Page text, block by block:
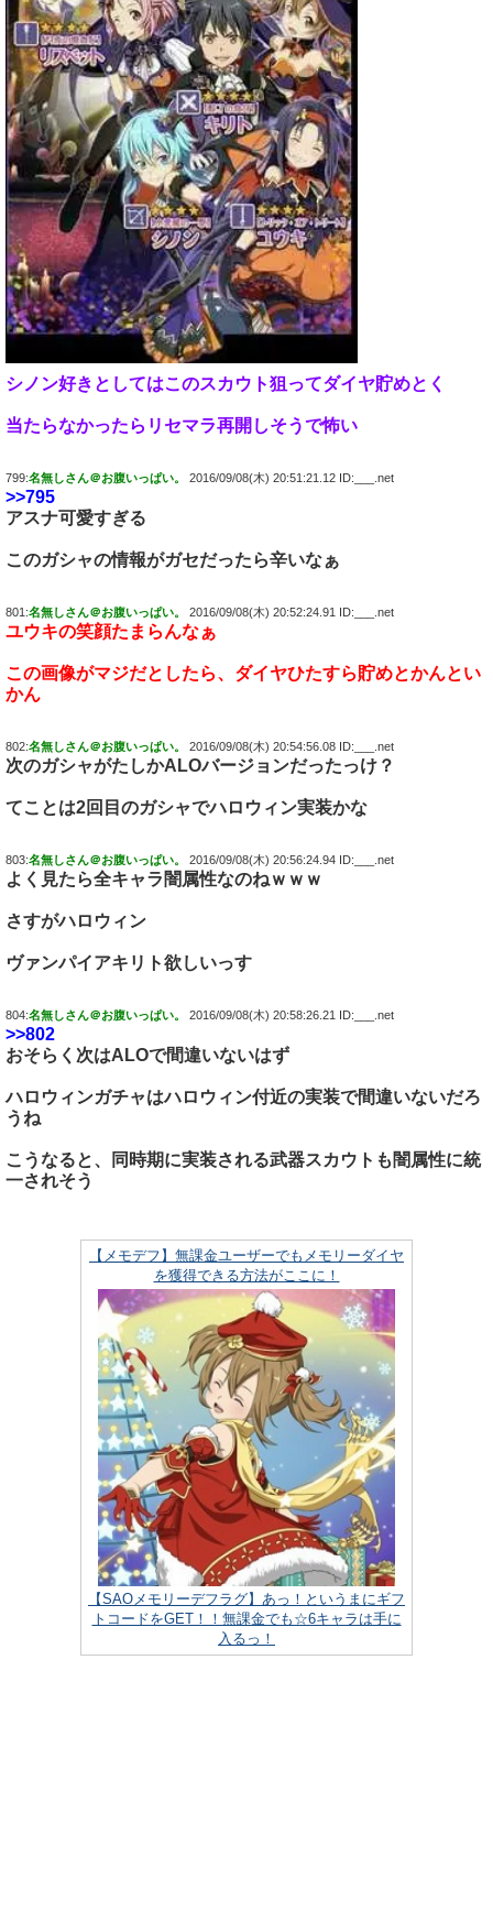
シノン好きとしてはこのスカウト狙ってダイヤ貯めとく
当たらなかったらリセマラ再開しそうで怖い
799:名無しさん＠お腹いっぱい。 2016/09/08(木) 20:51:21.12 ID:___.net
>>795
アスナ可愛すぎる
このガシャの情報がガセだったら辛いなぁ
801:名無しさん＠お腹いっぱい。 2016/09/08(木) 20:52:24.91 ID:___.net
ユウキの笑顔たまらんなぁ
この画像がマジだとしたら、ダイヤひたすら貯めとかんとい
かん
802:名無しさん＠お腹いっぱい。 2016/09/08(木) 20:54:56.08 ID:___.net
次のガシャがたしかALOバージョンだったっけ？
てことは2回目のガシャでハロウィン実装かな
803:名無しさん＠お腹いっぱい。 2016/09/08(木) 20:56:24.94 ID:___.net
よく見たら全キャラ闇属性なのねｗｗｗ
さすがハロウィン
ヴァンパイアキリト欲しいっす
804:名無しさん＠お腹いっぱい。 2016/09/08(木) 20:58:26.21 ID:___.net
>>802
おそらく次はALOで間違いないはず
ハロウィンガチャはハロウィン付近の実装で間違いないだろ
うね
こうなると、同時期に実装される武器スカウトも闇属性に統
一されそう
【メモデフ】無課金ユーザーでもメモリーダイヤ
を獲得できる方法がここに！
【SAOメモリーデフラグ】あっ！というまにギフ
トコードをGET！！無課金でも☆6キャラは手に
入るっ！